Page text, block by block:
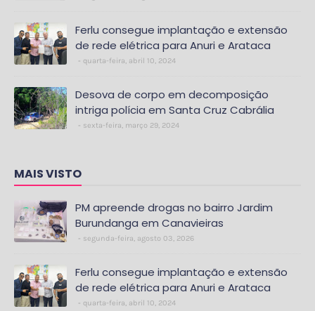
Ferlu consegue implantação e extensão
de rede elétrica para Anuri e Arataca
quarta-feira, abril 10, 2024
Desova de corpo em decomposição
intriga polícia em Santa Cruz Cabrália
sexta-feira, março 29, 2024
MAIS VISTO
PM apreende drogas no bairro Jardim
Burundanga em Canavieiras
segunda-feira, agosto 03, 2026
Ferlu consegue implantação e extensão
de rede elétrica para Anuri e Arataca
quarta-feira, abril 10, 2024